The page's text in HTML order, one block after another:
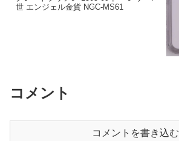
世 エンジェル金貨 NGC-MS61
コメント
コメントを書き込む